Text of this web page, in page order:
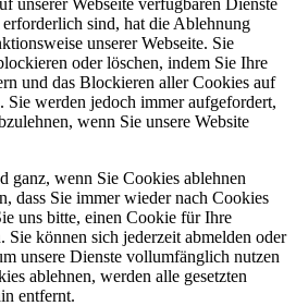
unserer Webseite verfügbaren Dienste
sind, hat die Ablehnung
unserer Webseite. Sie
oder löschen, indem Sie Ihre
und das Blockieren aller Cookies auf
Sie werden jedoch immer aufgefordert,
wenn Sie unsere Website
ganz, wenn Sie Cookies ablehnen
dass Sie immer wieder nach Cookies
uns bitte, einen Cookie für Ihre
Sie können sich jederzeit abmelden oder
unsere Dienste vollumfänglich nutzen
ablehnen, werden alle gesetzten
entfernt.